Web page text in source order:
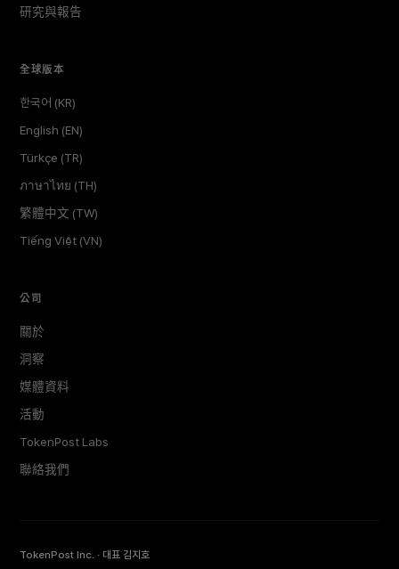
研究與報告
全球版本
한국어 (KR)
English (EN)
Türkçe (TR)
ภาษาไทย (TH)
繁體中文 (TW)
Tiếng Việt (VN)
公司
關於
洞察
媒體資料
活動
TokenPost Labs
聯絡我們
TokenPost Inc. · 대표 김지호